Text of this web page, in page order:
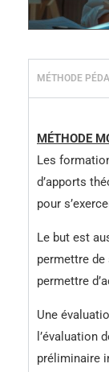
MÉTHODE
MÉTHODE
Les
d’apports
pour
Le but est
permettre
permettre
Une
l’évaluation
préliminaire